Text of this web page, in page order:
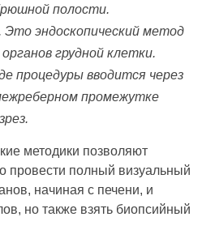
полости.
Это эндоскопический метод
грудной клетки.
процедуры вводится через
промежутке
методики позволяют
провести полный визуальный
начиная с печени, и
но также взять биопсийный